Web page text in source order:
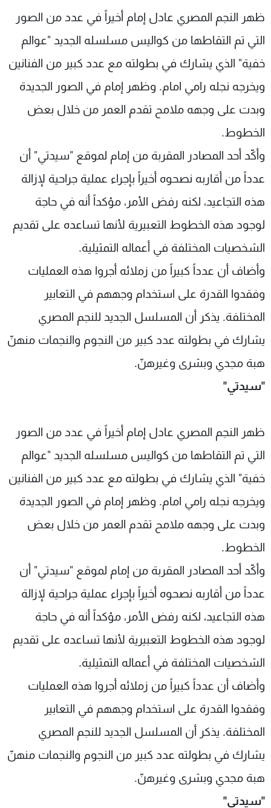
ظهر النجم المصري عادل إمام أخيراً في عدد من الصور
التي تم التقاطها من كواليس مسلسله الجديد "عوالم
خفية" الذي يشارك في بطولته مع عدد كبير من الفنانين
ويخرجه نجله رامي امام. وظهر إمام في الصور الجديدة
وبدت على وجهه ملامح تقدم العمر من خلال بعض
الخطوط.
وأكّد أحد المصادر المقربة من إمام لموقع "سيدتي" أن
عدداً من أقاربه نصحوه أخيراً بإجراء عملية جراحية لإزالة
هذه التجاعيد، لكنه رفض الأمر، مؤكداً أنه في حاجة
لوجود هذه الخطوط التعبيرية لأنها تساعده على تقديم
الشخصيات المختلفة في أعماله التمثيلية.
وأضاف أن عدداً كبيراً من زملائه أجروا هذه العمليات
وفقدوا القدرة على استخدام وجههم في التعابير
المختلفة. يذكر أن المسلسل الجديد للنجم المصري
يشارك في بطولته عدد كبير من النجوم والنجمات منهنّ
هبة مجدي وبشرى وغيرهنّ.
"سيدتي"
ظهر النجم المصري عادل إمام أخيراً في عدد من الصور
التي تم التقاطها من كواليس مسلسله الجديد "عوالم
خفية" الذي يشارك في بطولته مع عدد كبير من الفنانين
ويخرجه نجله رامي امام. وظهر إمام في الصور الجديدة
وبدت على وجهه ملامح تقدم العمر من خلال بعض
الخطوط.
وأكّد أحد المصادر المقربة من إمام لموقع "سيدتي" أن
عدداً من أقاربه نصحوه أخيراً بإجراء عملية جراحية لإزالة
هذه التجاعيد، لكنه رفض الأمر، مؤكداً أنه في حاجة
لوجود هذه الخطوط التعبيرية لأنها تساعده على تقديم
الشخصيات المختلفة في أعماله التمثيلية.
وأضاف أن عدداً كبيراً من زملائه أجروا هذه العمليات
وفقدوا القدرة على استخدام وجههم في التعابير
المختلفة. يذكر أن المسلسل الجديد للنجم المصري
يشارك في بطولته عدد كبير من النجوم والنجمات منهنّ
هبة مجدي وبشرى وغيرهنّ.
"سيدتي"
شاهد البرامج
عن MTV
الإنـتـاج
لاعلاناتكم
وظائف
تواصل معنا
شروط الإسـتخدام
سياسة الخصوصية